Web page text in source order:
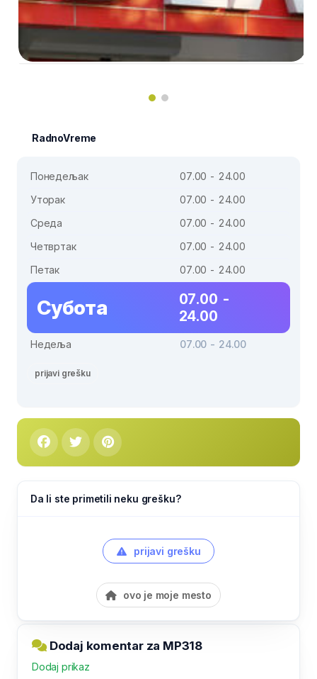
RadnoVreme
Понедељак
07.00 - 24.00
Уторак
07.00 - 24.00
Среда
07.00 - 24.00
Четвртак
07.00 - 24.00
Петак
07.00 - 24.00
Субота
07.00 -
24.00
Недеља 07.00 - 24.00
prijavi grešku
Da li ste primetili neku grešku?
prijavi grešku
ovo je moje mesto
Dodaj komentar za MP318
Dodaj prikaz